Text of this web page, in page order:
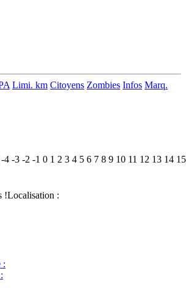
-4 -3 -2 -1 0 1 2 3 4 5 6 7 8 9 10 11 12 13 14 15
Limi. km Citoyens Zombies Infos Marq.
!Localisation :
: